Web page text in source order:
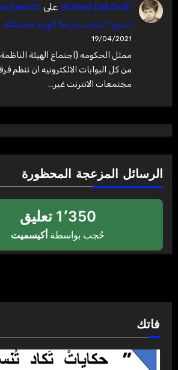
ahmad bakdash على
دبليو :البحث دراما كورية مختلفه.
19/04/2021
ممثل الحكومه (اجتماع الهيئة
من كل البوابات الالكترونيه ان تنظم
مجتمعات الانترنت غير…
الرسائل المزعجة المحظورة
1٬350 تعليق
حُجب بواسطة أكيسميت
فاتك